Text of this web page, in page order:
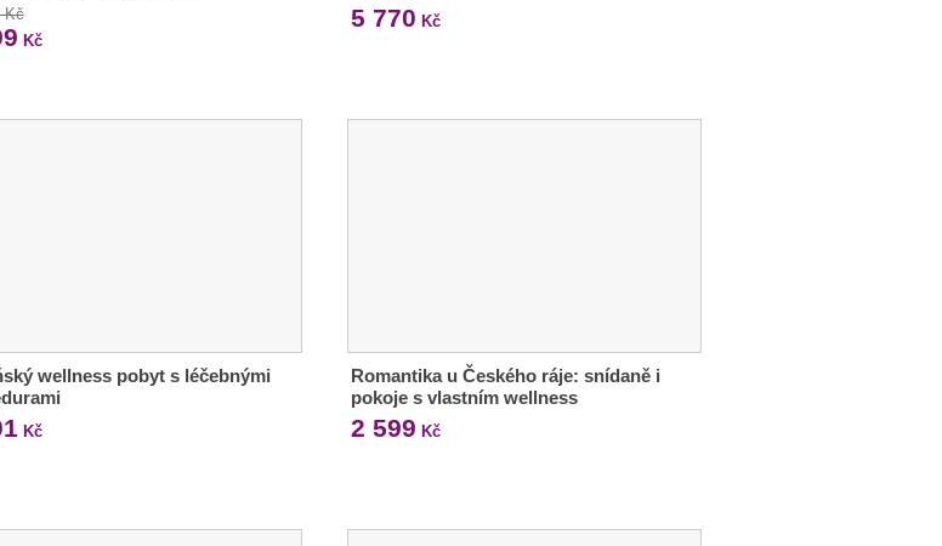
Kč
Kč
5 770 Kč
wellness pobyt s léčebnými
Kč
Romantika u Českého ráje: snídaně i
pokoje s vlastním wellness
2 599 Kč